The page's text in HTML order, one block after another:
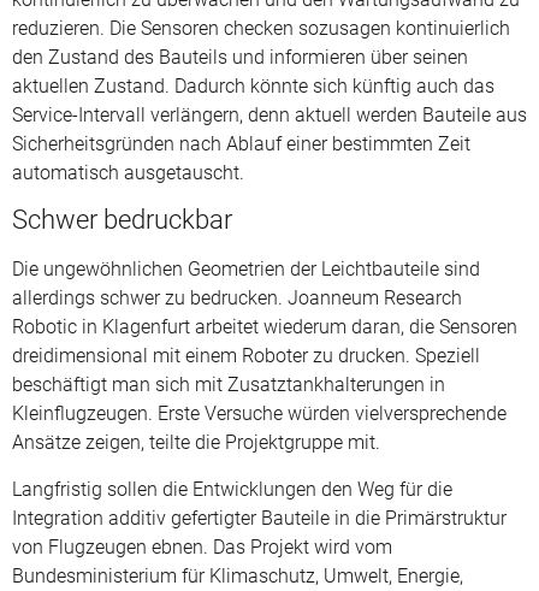
reduzieren. Die Sensoren checken sozusagen kontinuierlich
den Zustand des Bauteils und informieren über seinen
aktuellen Zustand. Dadurch könnte sich künftig auch das
Service-Intervall verlängern, denn aktuell werden Bauteile aus
Sicherheitsgründen nach Ablauf einer bestimmten Zeit
automatisch ausgetauscht.
Schwer bedruckbar
Die ungewöhnlichen Geometrien der Leichtbauteile sind
allerdings schwer zu bedrucken. Joanneum Research
Robotic in Klagenfurt arbeitet wiederum daran, die Sensoren
dreidimensional mit einem Roboter zu drucken. Speziell
beschäftigt man sich mit Zusatztankhalterungen in
Kleinflugzeugen. Erste Versuche würden vielversprechende
Ansätze zeigen, teilte die Projektgruppe mit.
Langfristig sollen die Entwicklungen den Weg für die
Integration additiv gefertigter Bauteile in die Primärstruktur
von Flugzeugen ebnen. Das Projekt wird vom
Bundesministerium für Klimaschutz, Umwelt, Energie,